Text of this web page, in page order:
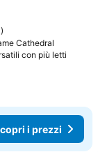
Cathedral
con più letti
i prezzi